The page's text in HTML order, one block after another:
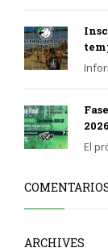
2026
El
ARCHIVES